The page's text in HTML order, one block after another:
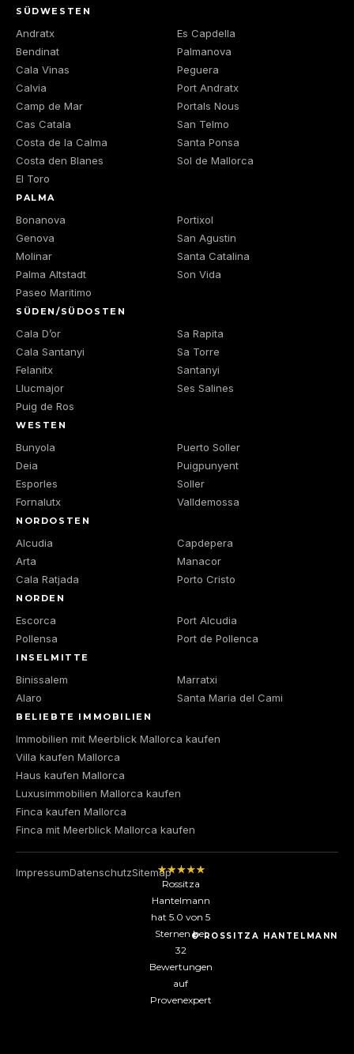
SÜDWESTEN
Andratx
Bendinat
Cala Vinas
Calvia
Camp de Mar
Cas Catala
Costa de la Calma
Costa den Blanes
El Toro
Es Capdella
Palmanova
Peguera
Port Andratx
Portals Nous
San Telmo
Santa Ponsa
Sol de Mallorca
PALMA
Bonanova
Genova
Molinar
Palma Altstadt
Paseo Maritimo
Portixol
San Agustin
Santa Catalina
Son Vida
SÜDEN/SÜDOSTEN
Cala D’or
Cala Santanyi
Felanitx
Llucmajor
Puig de Ros
Sa Rapita
Sa Torre
Santanyi
Ses Salines
WESTEN
Bunyola
Deia
Esporles
Fornalutx
Puerto Soller
Puigpunyent
Soller
Valldemossa
NORDOSTEN
Alcudia
Arta
Cala Ratjada
Capdepera
Manacor
Porto Cristo
NORDEN
Escorca
Pollensa
Port Alcudia
Port de Pollenca
INSELMITTE
Binissalem
Alaro
Marratxi
Santa Maria del Cami
BELIEBTE IMMOBILIEN
Immobilien mit Meerblick Mallorca kaufen
Villa kaufen Mallorca
Haus kaufen Mallorca
Luxusimmobilien Mallorca kaufen
Finca kaufen Mallorca
Finca mit Meerblick Mallorca kaufen
ImpressumDatenschutzSitemap
Rossitza
Hantelmann
hat5.0 von5
Sternen bei
32
Bewertungen
auf
Provenexpert
© ROSSITZA HANTELMANN